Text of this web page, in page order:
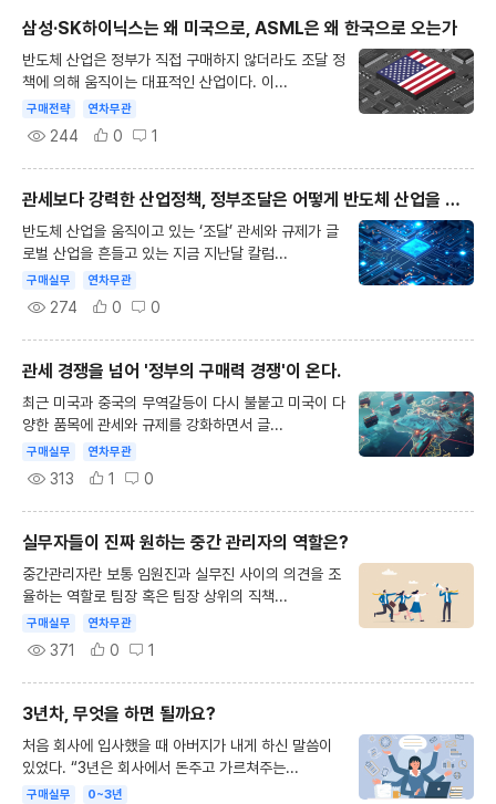
삼성·SK하이닉스는 왜 미국으로, ASML은 왜 한국으로 오는가
반도체 산업은 정부가 직접 구매하지 않더라도 조달 정
책에 의해 움직이는 대표적인 산업이다. 이...
구매전략 연차무관
244 0 1
관세보다 강력한 산업정책, 정부조달은 어떻게 반도체 산업을 움직이는가
반도체 산업을 움직이고 있는 ‘조달’ 관세와 규제가 글
로벌 산업을 흔들고 있는 지금 지난달 칼럼...
구매실무 연차무관
274 0 0
관세 경쟁을 넘어 '정부의 구매력 경쟁'이 온다.
최근 미국과 중국의 무역갈등이 다시 불붙고 미국이 다
양한 품목에 관세와 규제를 강화하면서 글...
구매실무 연차무관
313 1 0
실무자들이 진짜 원하는 중간 관리자의 역할은?
중간관리자란 보통 임원진과 실무진 사이의 의견을 조
율하는 역할로 팀장 혹은 팀장 상위의 직책...
구매실무 연차무관
371 0 1
3년차, 무엇을 하면 될까요?
처음 회사에 입사했을 때 아버지가 내게 하신 말씀이
있었다. “3년은 회사에서 돈주고 가르쳐주는...
구매실무 0~3년